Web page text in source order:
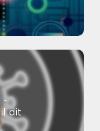
-
dit